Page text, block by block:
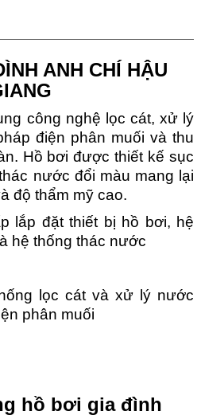
ANH CHÍ HẬU
công nghệ lọc cát, xử lý
điện phân muối và thu
Hồ bơi được thiết kế sục
nước đổi màu mang lại
độ thẩm mỹ cao.
lắp đặt thiết bị hồ bơi, hệ
hệ thống thác nước
lọc cát và xử lý nước
phân muối
hồ bơi gia đình